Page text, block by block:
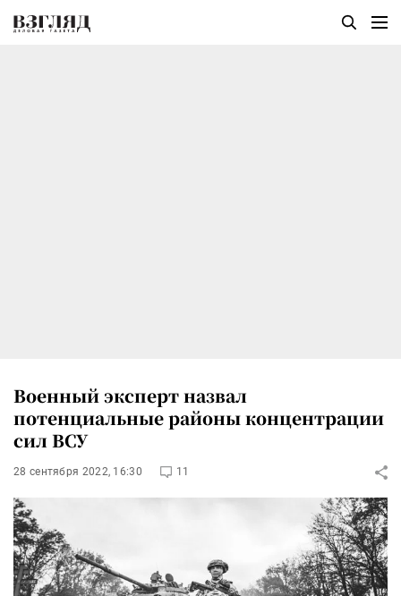
Военный эксперт назвал
потенциальные районы концентрации
сил ВСУ
28 сентября 2022, 16:30 11